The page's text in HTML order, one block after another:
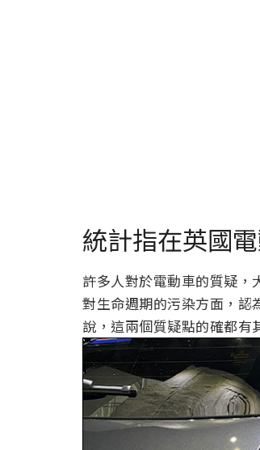
統計指在英國
許多人對於電動車的質疑，
對生命週期的污染方面，認
說，這兩個質疑點的確都有